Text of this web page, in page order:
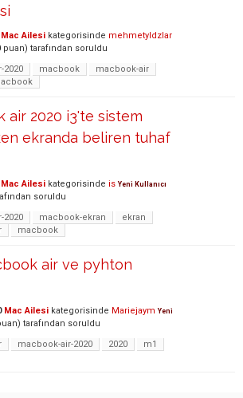
Mac Ailesi kategorisinde mehmetyldzlar
puan) tarafından soruldu
2020
macbook
macbook-air
air 2020 i3'te sistem
ekranda beliren tuhaf
Mac Ailesi kategorisinde is Yeni Kullanıcı
soruldu
2020
macbook-ekran
ekran
macbook
air ve pyhton
Mac Ailesi kategorisinde Mariejaym Yeni
tarafından soruldu
macbook-air-2020 2020
m1